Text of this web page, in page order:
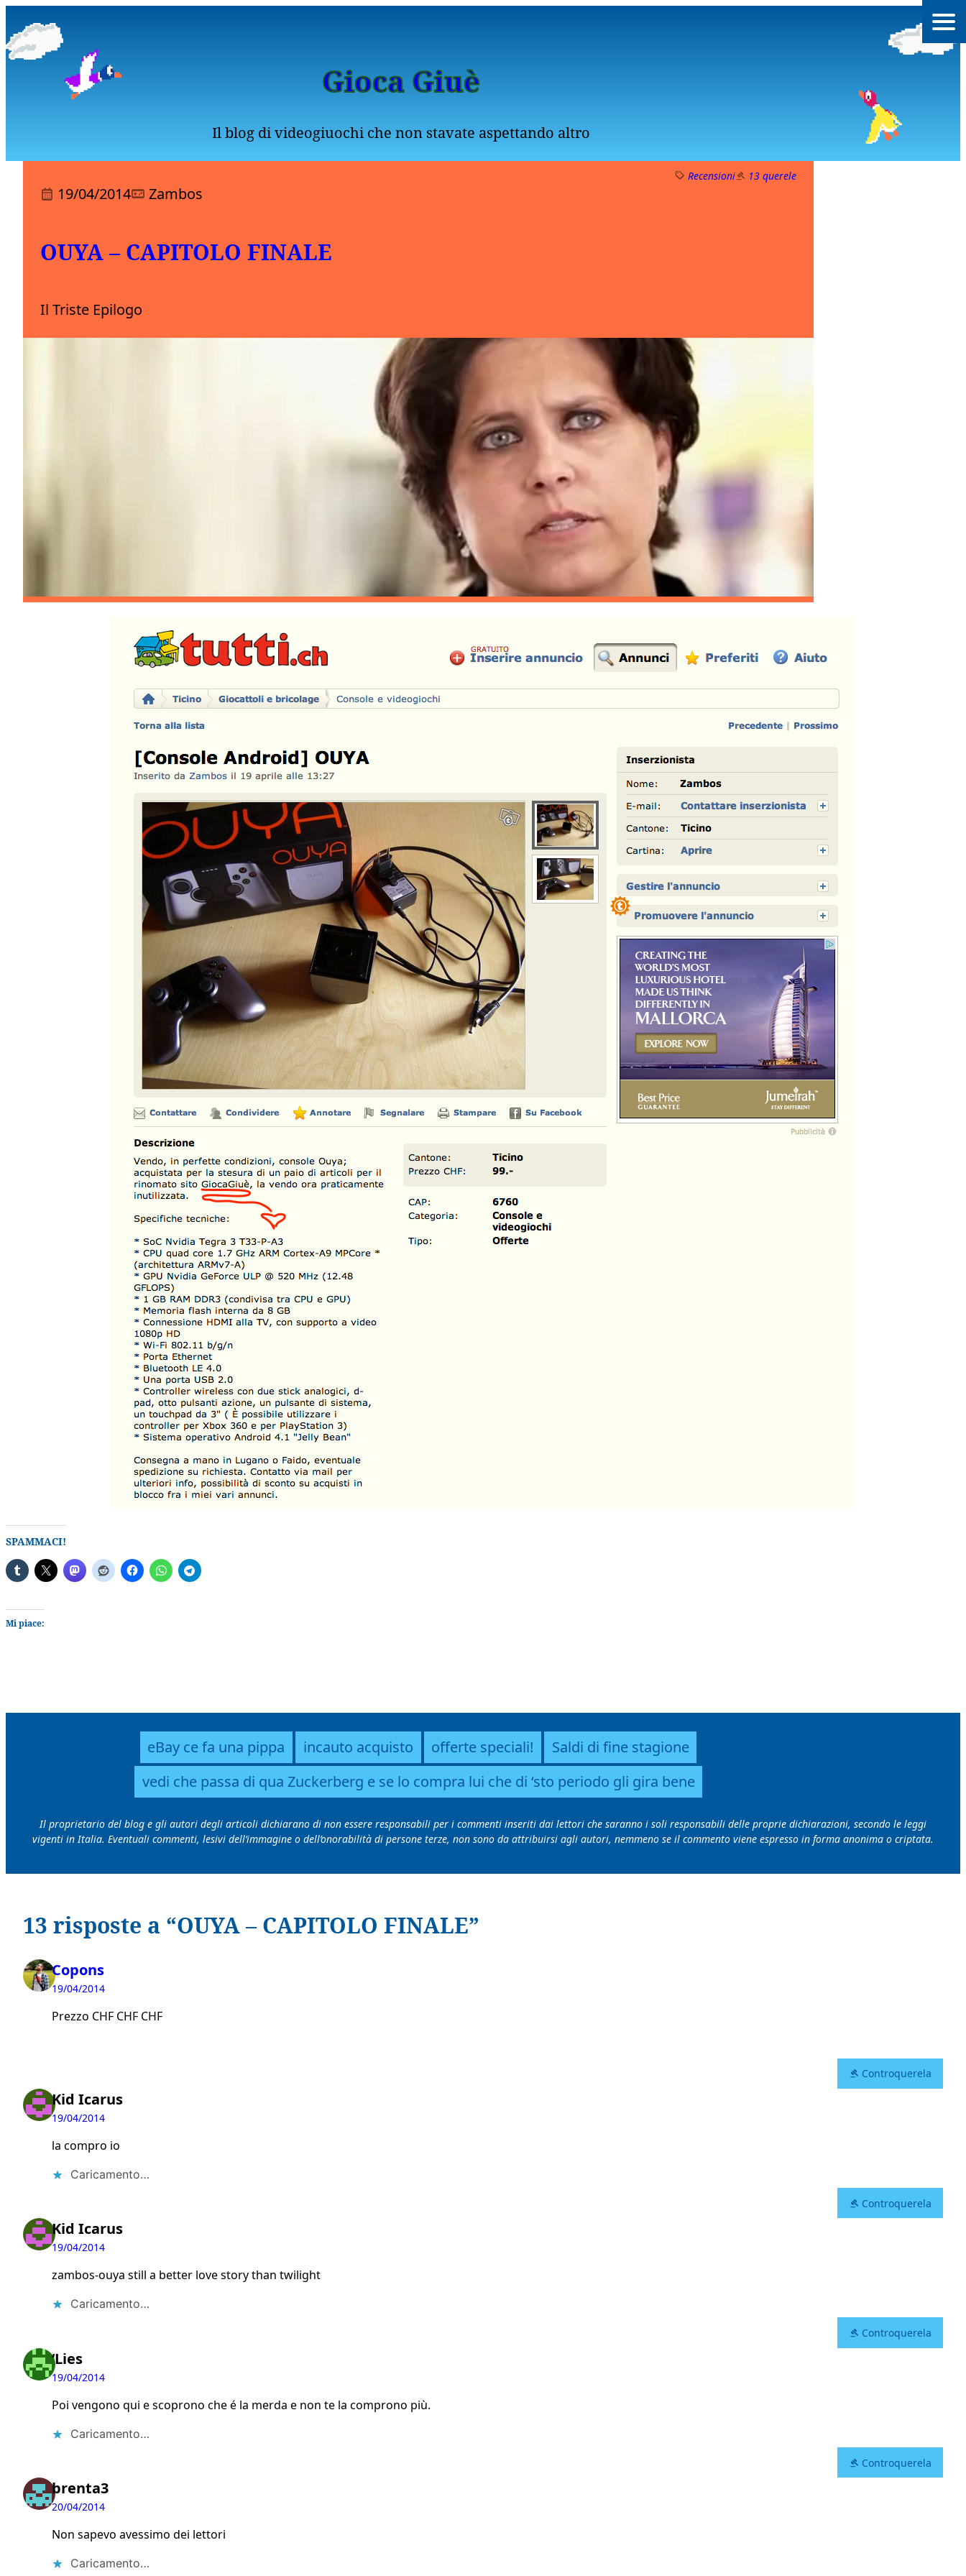
Gioca Giuè
Il blog di videogiuochi che non stavate aspettando altro
Recensioni 13 querele
19/04/2014 Zambos
OUYA – CAPITOLO FINALE
Il Triste Epilogo
SPAMMACI!
Mi piace:
eBay ce fa una pippa incauto acquisto offerte speciali!
Saldi di fine stagione
vedi che passa di qua Zuckerberg e se lo compra lui che di ‘sto periodo gli gira bene
Il proprietario del blog e gli autori degli articoli dichiarano di non essere responsabili per i commenti inseriti dai lettori che saranno i soli responsabili delle proprie dichiarazioni, secondo le leggi
vigenti in Italia. Eventuali commenti, lesivi dell’immagine o dell’onorabilità di persone terze, non sono da attribuirsi agli autori, nemmeno se il commento viene espresso in forma anonima o criptata.
13 risposte a “OUYA – CAPITOLO FINALE”
Copons
19/04/2014
Prezzo CHF CHF CHF
Controquerela
Kid Icarus
19/04/2014
la compro io
Caricamento…
Controquerela
Kid Icarus
19/04/2014
zambos-ouya still a better love story than twilight
Caricamento…
Controquerela
‘Lies
19/04/2014
Poi vengono qui e scoprono che é la merda e non te la comprono più.
Caricamento…
Controquerela
brenta3
20/04/2014
Non sapevo avessimo dei lettori
Caricamento…
menu